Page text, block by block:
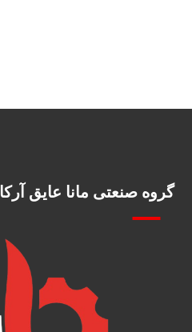
گروه صنعتی مانا عایق آرکا